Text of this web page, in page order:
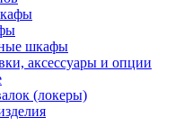
шкафы
аксессуары и опции
(локеры)